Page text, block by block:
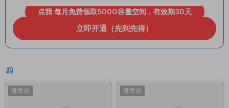
点我 每月免费领取500G容量空间，有效期30天
立即开通（先到先得）
微资讯 微资讯